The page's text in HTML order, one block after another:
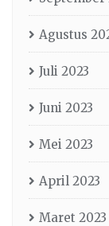
Agustus
Juli 2023
Juni 2023
Mei 2023
April 2023
Maret 2023